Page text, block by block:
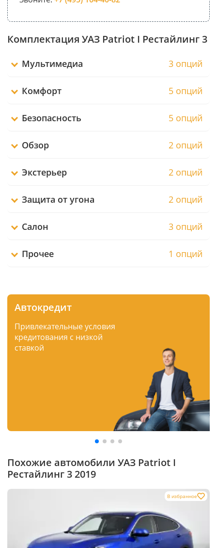
Комплектация УАЗ Patriot I Рестайлинг 3
Мультимедиа 3 опций
Комфорт 5 опций
Безопасность 5 опций
Обзор 2 опций
Экстерьер 2 опций
Защита от угона 2 опций
Салон 3 опций
Прочее 1 опций
Автокредит
Привлекательные условия
кредитования с низкой
ставкой
Похожие автомобили УАЗ Patriot I
Рестайлинг 3 2019
В избранное